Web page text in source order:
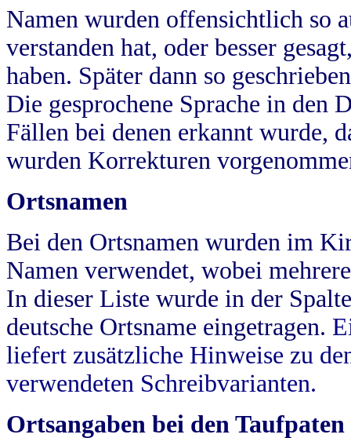
Namen wurden offensichtlich so
verstanden hat, oder besser
haben. Später dann so
Die gesprochene Sprache in
Fällen bei denen erkannt wurde,
wurden Korrekturen
Ortsnamen
Bei den Ortsnamen wurden im
Namen verwendet, wobei
In dieser Liste wurde in der
deutsche Ortsname eingetragen.
liefert zusätzliche Hinweise zu
verwendeten Schreibvarianten.
Ortsangaben bei den Taufpaten